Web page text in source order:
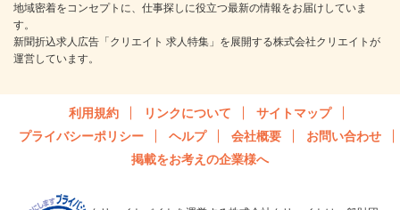
地域密着をコンセプトに、仕事探しに役立つ最新の情報をお届けしていま
す。
新聞折込求人広告「クリエイト 求人特集」を展開する株式会社クリエイトが
運営しています。
利用規約 リンクについて
サイトマップ
プライバシーポリシー
ヘルプ 会社概要
お問い合わせ
掲載をお考えの企業様へ